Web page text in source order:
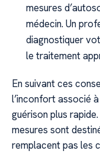
mesures
médecin. Un
diagnostiquer
le traitement
En suivant ces
l’inconfort associé
guérison plus
mesures sont
remplacent pas les